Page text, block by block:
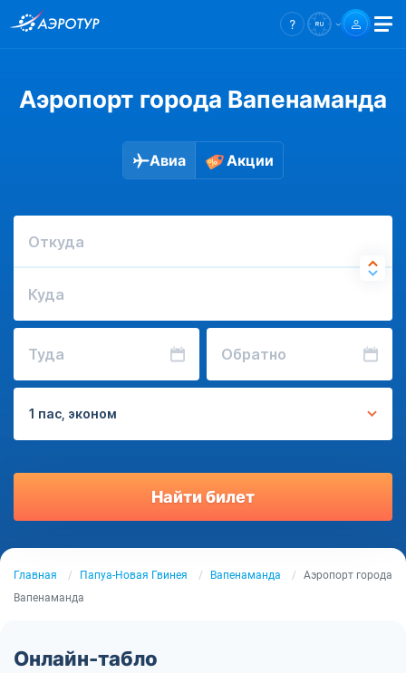
Аэропорт города Вапенаманда
Авиа Акции
Откуда
Куда
Туда Обратно
1 пас, эконом
Найти билет
Главная Папуа-Новая Гвинея Вапенаманда
Аэропорт города
Вапенаманда
Онлайн-табло